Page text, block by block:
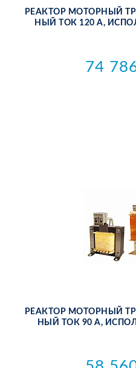
РЕ­АК­ТОР МО­ТОР­НЫЙ
НЫЙ ТОК 120 А,
74
РЕ­АК­ТОР МО­ТОР­НЫЙ
НЫЙ ТОК 90 А,